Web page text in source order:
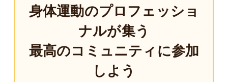
身体運動のプロフェッショ
ナルが集う
最高のコミュニティに参加
しよう